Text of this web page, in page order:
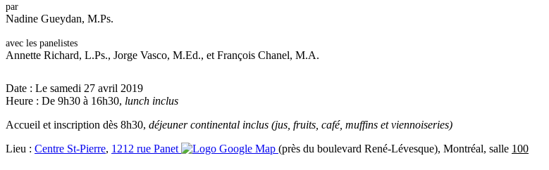
par
Nadine Gueydan, M.Ps.
avec les panelistes
Annette Richard, L.Ps., Jorge Vasco, M.Ed., et François Chanel, M.A.
Date : Le samedi 27 avril 2019
Heure : De 9h30 à 16h30, lunch inclus
Accueil et inscription dès 8h30, déjeuner continental inclus (jus, fruits, café, muffins et viennoiseries)
Lieu : Centre St-Pierre, 1212 rue Panet (près du boulevard René-Lévesque), Montréal, salle 100